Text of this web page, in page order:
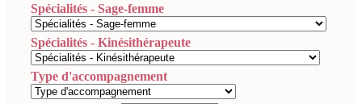
Spécialités - Sage-femme
Spécialités - Kinésithérapeute
Type d'accompagnement